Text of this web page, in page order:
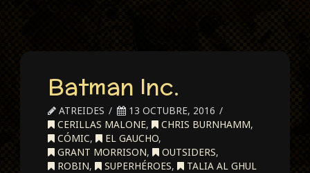
Batman Inc.
ATREIDES
13 OCTUBRE, 2016
CERILLAS MALONE, CHRIS BURNHAMM,
CÓMIC, EL GAUCHO,
GRANT MORRISON, OUTSIDERS,
ROBIN, SUPERHÉROES, TALIA AL GHUL